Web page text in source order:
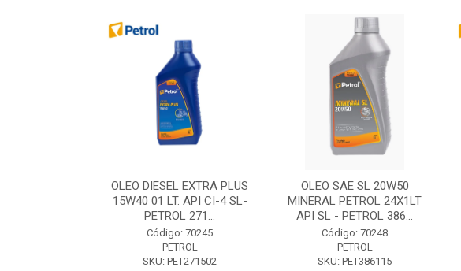
OLEO DIESEL EXTRA PLUS
15W40 01 LT. API CI-4 SL-
PETROL 271...
Código: 70245
PETROL
SKU: PET271502
OLEO SAE SL 20W50
MINERAL PETROL 24X1LT
API SL - PETROL 386...
Código: 70248
PETROL
SKU: PET386115